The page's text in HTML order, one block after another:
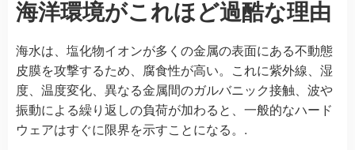
海洋環境がこれほど過酷な理由
海水は、塩化物イオンが多くの金属の表面にある不動態
皮膜を攻撃するため、腐食性が高い。これに紫外線、湿
度、温度変化、異なる金属間のガルバニック接触、波や
振動による繰り返しの負荷が加わると、一般的なハード
ウェアはすぐに限界を示すことになる。.